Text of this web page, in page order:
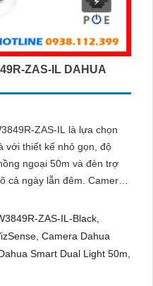
ZAS-IL DAHUA
ZAS-IL là lựa chọn
với thiết kế nhỏ gọn, độ
ngoại 50m và đèn trợ
lẫn đêm. Camera
tiện, nâng cao độ
tiện lợi